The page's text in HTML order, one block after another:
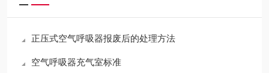
正压式空气呼吸器报废后的处理方法
空气呼吸器充气室标准